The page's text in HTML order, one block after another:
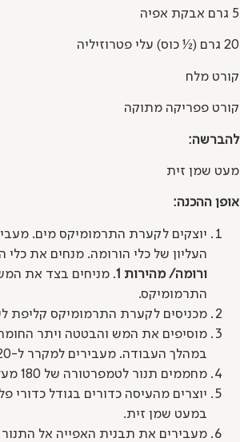
5 גרם אבקת אפיה
20 גרם (½ כוס) עלי פטרוזיליה
קורט מלח
קורט פפריקה מתוקה
להברשה:
מעט שמן זית
אופן ההכנה:
יוצקים לקערת התרמומיקס מים.
העליון של כלי הורומה. מנחים את
ורומה/ מהירות 1
. מניחים בצד את
התרמומיקס.
מכניסים לקערת התרמומיקס קליפת
מוסיפים את המש והבטטה ויתר
במהלך העבודה. מעבירים למקרר ל-20 דקות לפחות.
מחממים תנור לטמפרטורה של 180 מעלות. מרפדים תבנית אפייה בנייר אפייה ומשמנים קלות.
יוצרים מהעיסה כדורים בגודל
במעט שמן זית.
מעבירים את תבנית האפייה אל התנור ואופים 15 דקות. מוציאים מהתנור, מצננים